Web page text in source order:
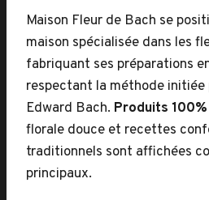
Maison Fleur de Bach se
maison spécialisée dans les
fabriquant ses préparations
respectant la méthode
Edward Bach. Produits
florale douce et recettes
traditionnels sont affichées
principaux.